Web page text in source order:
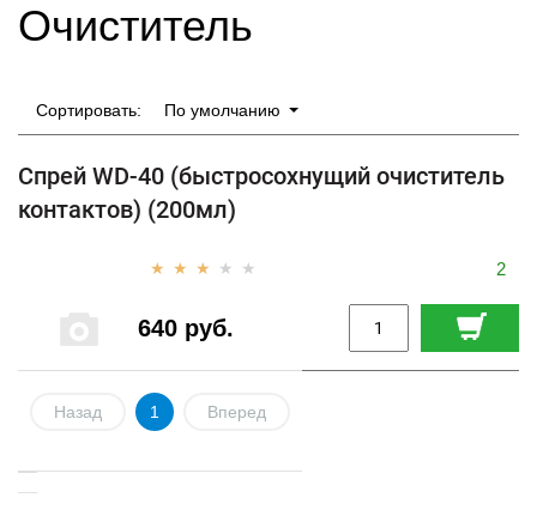
Очиститель
Сортировать: По умолчанию
Спрей WD-40 (быстросохнущий очиститель
контактов) (200мл)
2
640 руб.
Назад 1 Вперед